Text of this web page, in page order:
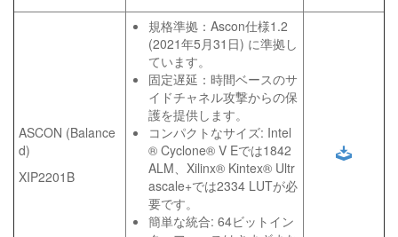
ASCON (Balance
d)
XIP2201B
規格準拠：Ascon仕様1.2
(2021年5月31日) に準拠し
ています。
固定遅延：時間ベースのサ
イドチャネル攻撃からの保
護を提供します。
コンパクトなサイズ: Intel
® Cyclone® V Eでは1842
ALM、Xilinx® Kintex® Ultr
ascale+では2334 LUTが必
要です。
簡単な統合: 64ビットイン